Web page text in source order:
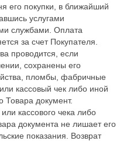
его покупки, в ближайший
услугами
службами. Оплата
за счет Покупателя.
проводится, если
сохранены его
пломбы, фабричные
кассовый чек либо иной
Товара документ.
кассового чека либо
документа не лишает его
показания. Возврат